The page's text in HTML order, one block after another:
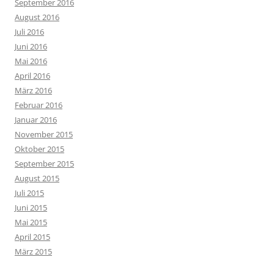
September 2016
August 2016
Juli 2016
Juni 2016
Mai 2016
April 2016
März 2016
Februar 2016
Januar 2016
November 2015
Oktober 2015
September 2015
August 2015
Juli 2015
Juni 2015
Mai 2015
April 2015
März 2015